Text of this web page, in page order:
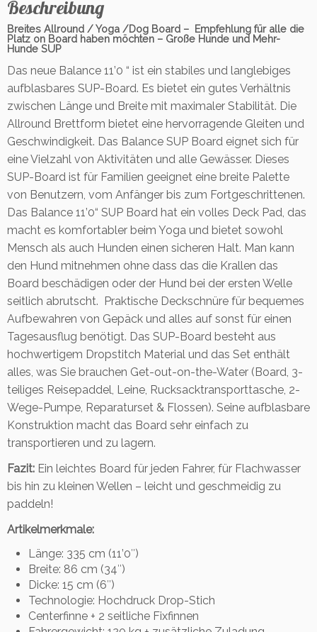
l
t
t
s
M
e
n
g
e
Beschreibung
Breites Allround / Yoga /Dog Board – Empfehlung für alle die
Platz on Board haben möchten – Große Hunde und Mehr-
Hunde SUP
Das neue Balance 11’0 “ ist ein stabiles und langlebiges
aufblasbares SUP-Board. Es bietet ein gutes Verhältnis
zwischen Länge und Breite mit maximaler Stabilität. Die
Allround Brettform bietet eine hervorragende Gleiten und
Geschwindigkeit. Das Balance SUP Board eignet sich für
eine Vielzahl von Aktivitäten und alle Gewässer. Dieses
SUP-Board ist für Familien geeignet eine breite Palette
von Benutzern, vom Anfänger bis zum Fortgeschrittenen.
Das Balance 11’0“ SUP Board hat ein volles Deck Pad, das
macht es komfortabler beim Yoga und bietet sowohl
Mensch als auch Hunden einen sicheren Halt. Man kann
den Hund mitnehmen ohne dass das die Krallen das
Board beschädigen oder der Hund bei der ersten Welle
seitlich abrutscht. Praktische Deckschnüre für bequemes
Aufbewahren von Gepäck und alles auf sonst für einen
Tagesausflug benötigt. Das SUP-Board besteht aus
hochwertigem Dropstitch Material und das Set enthält
alles, was Sie brauchen Get-out-on-the-Water (Board, 3-
teiliges Reisepaddel, Leine, Rucksacktransporttasche, 2-
Wege-Pumpe, Reparaturset & Flossen). Seine aufblasbare
Konstruktion macht das Board sehr einfach zu
transportieren und zu lagern.
Fazit: Ein leichtes Board für jeden Fahrer, für Flachwasser
bis hin zu kleinen Wellen – leicht und geschmeidig zu
paddeln!
Artikelmerkmale:
Länge: 335 cm (11’0″)
Breite: 86 cm (34″)
Dicke: 15 cm (6″)
Technologie: Hochdruck Drop-Stich
Centerfinne + 2 seitliche Fixfinnen